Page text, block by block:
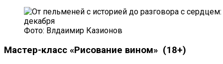
Фото: Влдаимир Казионов
Мастер-класс «Рисование вином» (18+)